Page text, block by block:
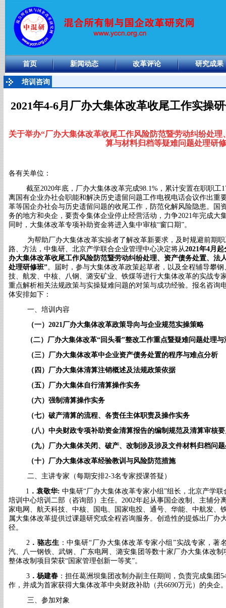
首页 新闻动态 改革评论 研究成果
培训咨询
2021年4-6月厂办大集体改革收尾工作实操
关于举办“厂办大集体改革收尾工作风险防范暨劳动纠纷处理
算与材料归档等疑难问题处理研
各有关单位：
截至2020年底，厂办大集体改革完成98.1%，累计安置在职职工
离国有企业办社会职能和解决历史遗留问题工作电视电话会议作出重
革等国企办社会与历史遗留问题的收尾工作，防范化解风险隐患。
国
务的地方和央企，要责令集体企业停止经营活动，力争2021年完成大
同时， 大集体改革专项补助资金将进入集中审核“窗口期”。
为帮助厂办大集体改革实操者了解改革新要求，及时规避前期
路、方法，中集研、北京产学联合企业管理中心决定将从2021年4月
办大集体改革收尾工作风险防范暨劳动纠纷处理、资产债务处置、法
处理研修班”。届时，参与大集体改革政策起草者，以及全程辅导攀
技、航发、中核、八钢、潞安矿业、铁煤等进行大集体改革的实战专
重点解析相关法规政策与实操疑难问题的对策与成功经验。报名咨询
体安排如下：
一、培训内容
（一） 2021厂办大集体改革政策导向与企业规范实操策略
（二） 厂办大集体改革“回头看”整改工作重点暨疑难问题处理与
（三） 厂办大集体改革中企业资产债务处置的程序与难点分析
（四） 厂办大集体清算注销概述及法规政策依据
（五） 厂办大集体自行清算操作实务
（六） 强制清算操作实务
（七） 破产清算的流程、各责任主体职责及操作实务
（八 ） 中央财政专项补助资金清算报告的编制规范及清算审核
（九） 厂办大集体关闭、 破产、改制涉及涉及文件材料归档问
（十） 厂办大集体改革经验教训与风险防范措施
二、主讲专家 （每期安排2-3名专家授课答疑）
1 ． 袁敬华: 中集研“厂办大集体改革专家小组”组长，北京产学
培训中心培训二部（咨询部）主任。2002年起从事国企改制、主辅分
家电网、航天科技、中核、国电、国家电投、通号、华能、中航发、
属大集体改革提供过课题研究或全程咨询服务。 创造性的提炼出厂办
径。
2． 骆志生 ：中集研“厂办大集体改革专家小组”实战专家，著
汽、八一钢铁、武钢 、广东电网、潞安集团等数十家厂办大集体改
整体改制项目荣获“国家管理创新一等奖”。
3． 杨建春： 担任葛洲坝集团改制办副主任期间，负责完成集团
作，并成为首家获得大集体改革中央财政补助（共6690万元）的央企
三、参加对象